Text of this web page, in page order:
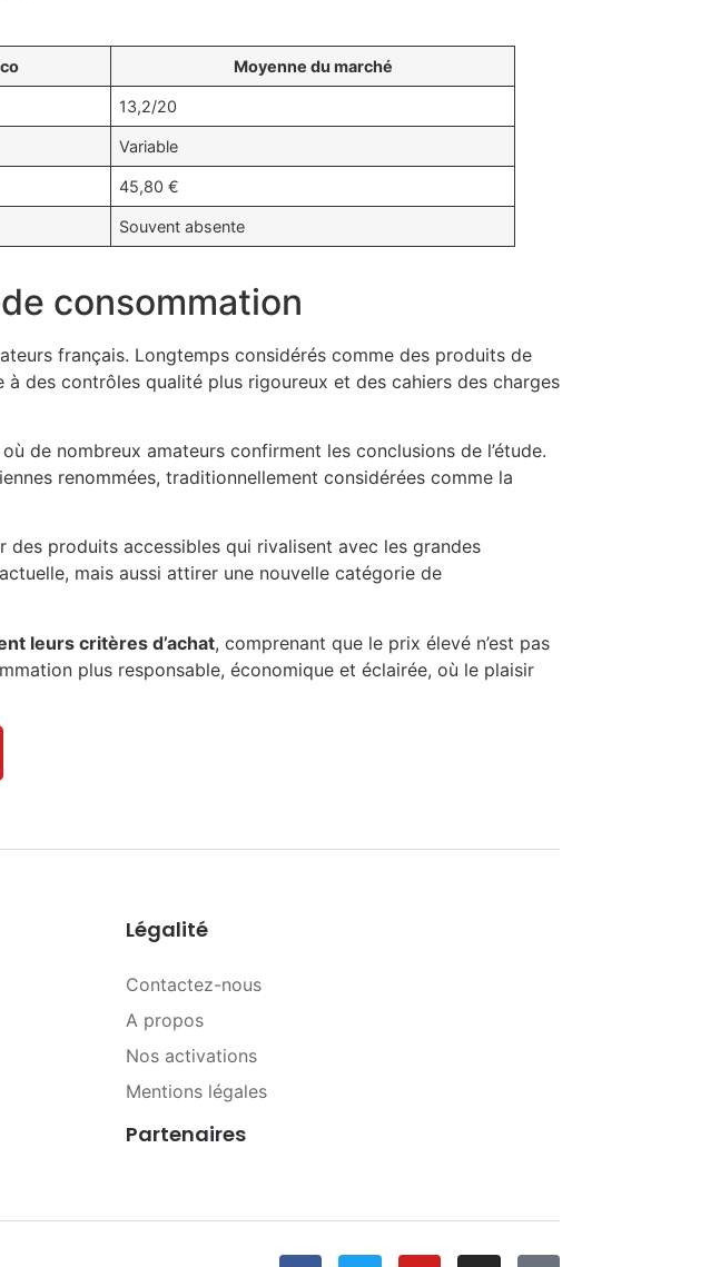
Moyenne du marché
13,2/20
Variable
45,80 €
Souvent absente
consommation
français. Longtemps considérés comme des produits de
à des contrôles qualité plus rigoureux et des cahiers des charges
de nombreux amateurs confirment les conclusions de l’étude.
renommées, traditionnellement considérées comme la
produits accessibles qui rivalisent avec les grandes
mais aussi attirer une nouvelle catégorie de
leurs critères d’achat, comprenant que le prix élevé n’est pas
plus responsable, économique et éclairée, où le plaisir
Légalité
Contactez-nous
A propos
Nos activations
Mentions légales
Partenaires